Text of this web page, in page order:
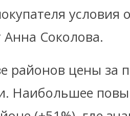
условия
Соколова.
районов цены за
Наибольшее